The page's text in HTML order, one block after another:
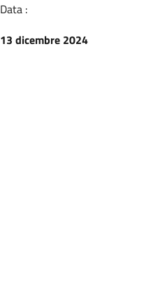
Data :
13 dicembre 2024